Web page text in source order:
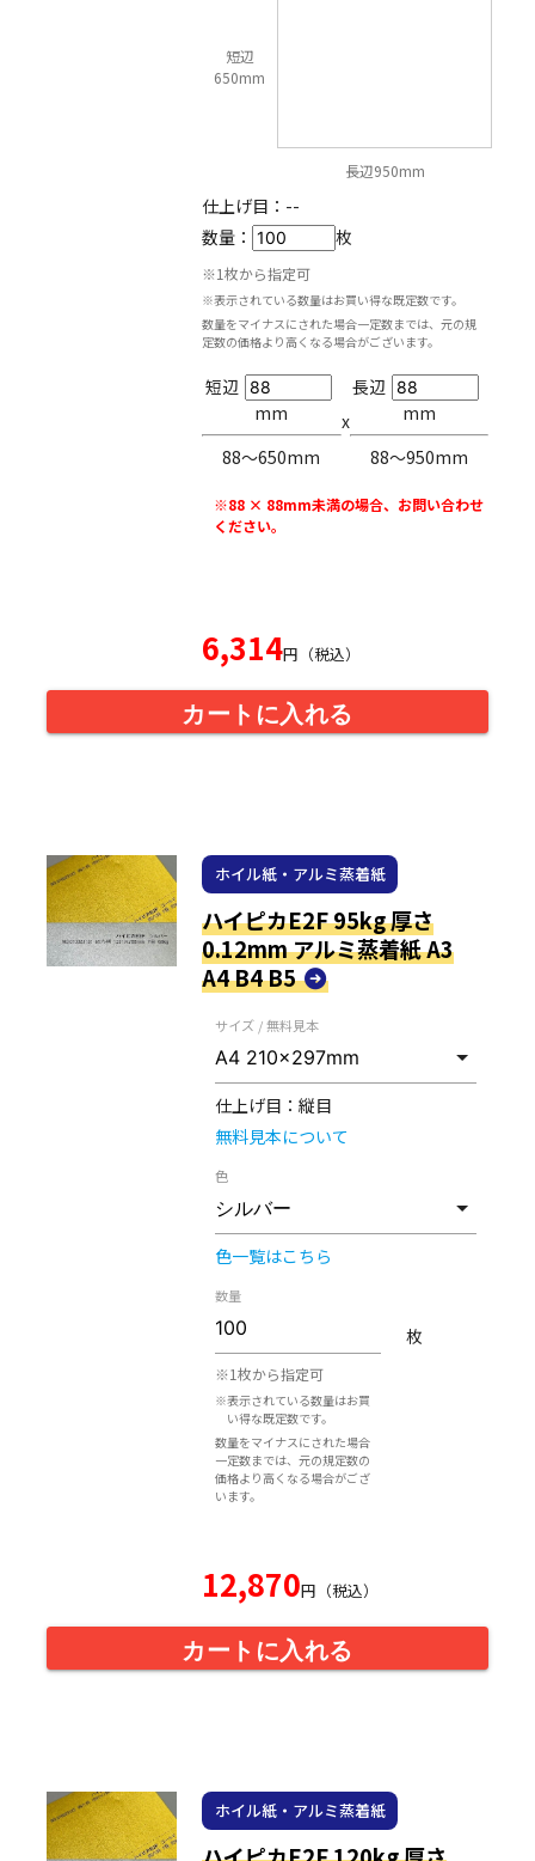
短辺
650mm
長辺950mm
仕上げ目： --
数量：
枚
※1枚から指定可
※表示されている数量はお買い得な既定数です。
数量をマイナスにされた場合一定数までは、元の規
定数の価格より高くなる場合がございます。
短辺
mm
88〜650mm
x
長辺
mm
88〜950mm
※88 × 88mm未満の場合、お問い合わせ
ください。
6,314円（税込）
カートに入れる
ホイル紙・アルミ蒸着紙
ハイピカE2F 95kg 厚さ
0.12mm アルミ蒸着紙 A3
A4 B4 B5
サイズ / 無料見本
仕上げ目： 縦目
無料見本について
色
色一覧はこちら
数量
※1枚から指定可
※表示されている数量はお買
い得な既定数です。
数量をマイナスにされた場合
一定数までは、元の規定数の
価格より高くなる場合がござ
います。
枚
12,870円（税込）
カートに入れる
ホイル紙・アルミ蒸着紙